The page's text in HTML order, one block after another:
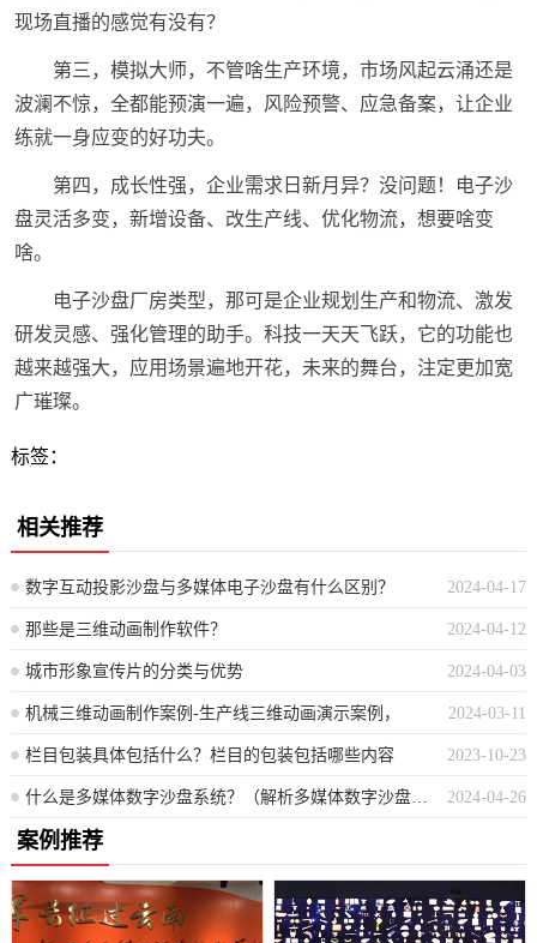
现场直播的感觉有没有？
第三，模拟大师，不管啥生产环境，市场风起云涌还是
波澜不惊，全都能预演一遍，风险预警、应急备案，让企业
练就一身应变的好功夫。
第四，成长性强，企业需求日新月异？没问题！电子沙
盘灵活多变，新增设备、改生产线、优化物流，想要啥变
啥。
电子沙盘厂房类型，那可是企业规划生产和物流、激发
研发灵感、强化管理的助手。科技一天天飞跃，它的功能也
越来越强大，应用场景遍地开花，未来的舞台，注定更加宽
广璀璨。
标签：
相关推荐
2024-04-17
数字互动投影沙盘与多媒体电子沙盘有什么区别？
2024-04-12
那些是三维动画制作软件？
2024-04-03
城市形象宣传片的分类与优势
2024-03-11
机械三维动画制作案例-生产线三维动画演示案例，
2023-10-23
栏目包装具体包括什么？栏目的包装包括哪些内容
2024-04-26
什么是多媒体数字沙盘系统？（解析多媒体数字沙盘的定义与详解）
案例推荐